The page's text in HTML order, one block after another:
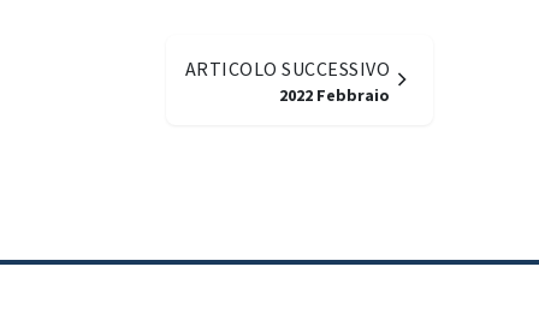
ARTICOLO SUCCESSIVO
2022 Febbraio